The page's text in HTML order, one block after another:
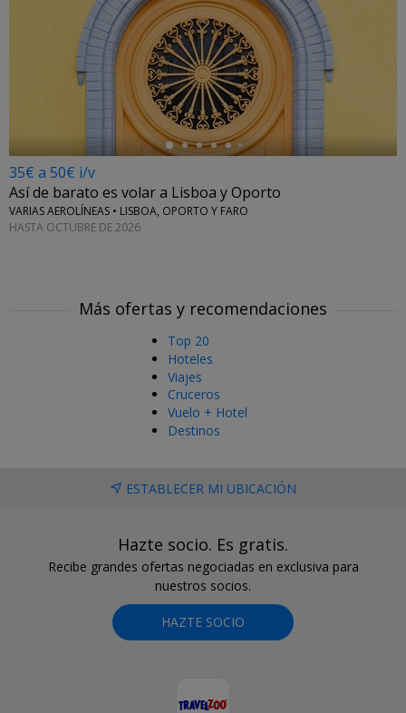
35€ a 50€ i/v
Así de barato es volar a Lisboa y Oporto
VARIAS AEROLÍNEAS • LISBOA, OPORTO Y FARO
HASTA OCTUBRE DE 2026
Más ofertas y recomendaciones
Top 20
Hoteles
Viajes
Cruceros
Vuelo + Hotel
Destinos
ESTABLECER MI UBICACIÓN
Hazte socio. Es gratis.
Recibe grandes ofertas negociadas en exclusiva para
nuestros socios.
HAZTE SOCIO